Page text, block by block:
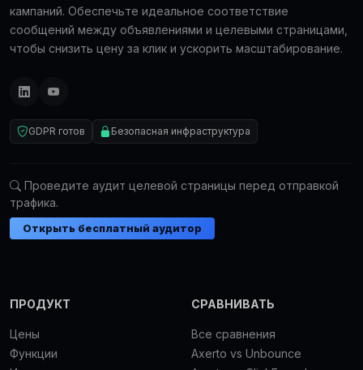
кампаний. Обеспечьте идеальное соответствие
сообщений между объявлениями и целевыми страницами,
чтобы снизить цену за клик и ускорить масштабирование.
GDPR готов Безопасная инфраструктура
Проведите аудит целевой страницы перед отправкой
трафика.
Открыть бесплатный аудитор
ПРОДУКТ
Цены
Функции
СРАВНИВАТЬ
Все сравнения
Axerto vs Unbounce